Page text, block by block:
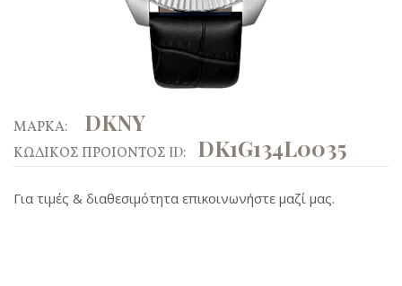
ΜΑΡΚΑ: DKNY
ΚΩΔΙΚΟΣ ΠΡΟΙΟΝΤΟΣ ID: DK1G134L0035
Για τιμές & διαθεσιμότητα επικοινωνήστε μαζί μας.